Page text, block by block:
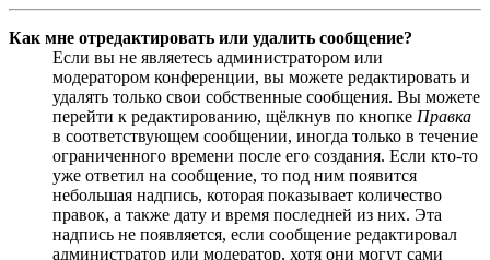
Как мне отредактировать или удалить сообщение?
Если вы не являетесь администратором или
модератором конференции, вы можете редактировать и
удалять только свои собственные сообщения. Вы можете
перейти к редактированию, щёлкнув по кнопке Правка
в соответствующем сообщении, иногда только в течение
ограниченного времени после его создания. Если кто-то
уже ответил на сообщение, то под ним появится
небольшая надпись, которая показывает количество
правок, а также дату и время последней из них. Эта
надпись не появляется, если сообщение редактировал
администратор или модератор, хотя они могут сами